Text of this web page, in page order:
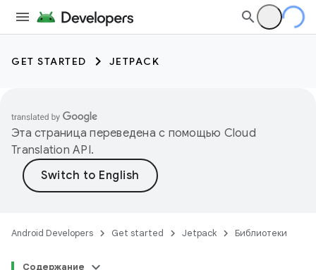
GET STARTED JETPACK
Эта страница переведена с помощью Cloud
Translation API.
Android Developers Get started Jetpack Библиотеки
Содержание